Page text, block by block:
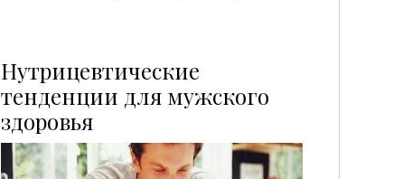
Нутрицевтические
тенденции для мужского
здоровья